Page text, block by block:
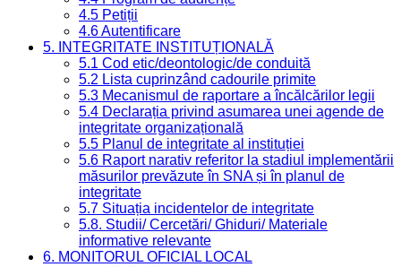
4.5 Petiții
4.6 Autentificare
5. INTEGRITATE INSTITUȚIONALĂ
5.1 Cod etic/deontologic/de conduită
5.2 Lista cuprinzând cadourile primite
5.3 Mecanismul de raportare a încălcărilor legii
5.4 Declarația privind asumarea unei agende de
integritate organizațională
5.5 Planul de integritate al instituției
5.6 Raport narativ referitor la stadiul implementării
măsurilor prevăzute în SNA și în planul de
integritate
5.7 Situația incidentelor de integritate
5.8. Studii/ Cercetări/ Ghiduri/ Materiale
informative relevante
6. MONITORUL OFICIAL LOCAL